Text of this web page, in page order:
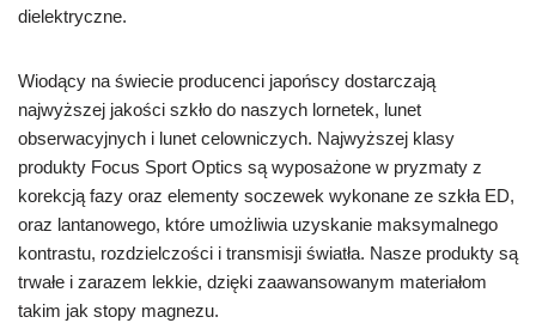
dielektryczne.
Wiodący na świecie producenci japońscy dostarczają
najwyższej jakości szkło do naszych lornetek, lunet
obserwacyjnych i lunet celowniczych. Najwyższej klasy
produkty Focus Sport Optics są wyposażone w pryzmaty z
korekcją fazy oraz elementy soczewek wykonane ze szkła ED,
oraz lantanowego, które umożliwia uzyskanie maksymalnego
kontrastu, rozdzielczości i transmisji światła. Nasze produkty są
trwałe i zarazem lekkie, dzięki zaawansowanym materiałom
takim jak stopy magnezu.